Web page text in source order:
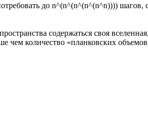
до n^(n^(n^(n^(n^n)))) шагов,
содержаться своя
чем количество «планковских